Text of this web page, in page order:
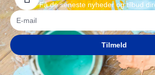
Få de seneste nyheder og tilbud
Tilmeld